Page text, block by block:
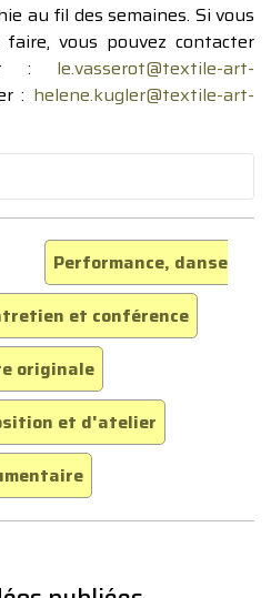
au fil des semaines. Si vous
vous pouvez contacter
: le.vasserot@textile-art-
: helene.kugler@textile-art-
Performance, danse
et conférence
originale
et d'atelier